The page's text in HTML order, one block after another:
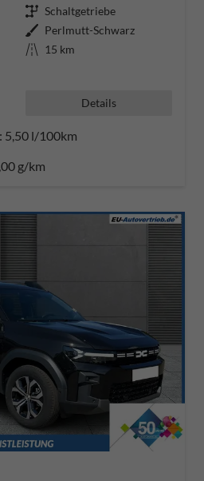
Getriebe Schaltgetriebe
Außenfarbe Perlmutt-Schwarz
Kilometerstand 15 km
Details
5,50 l/100km
g/km